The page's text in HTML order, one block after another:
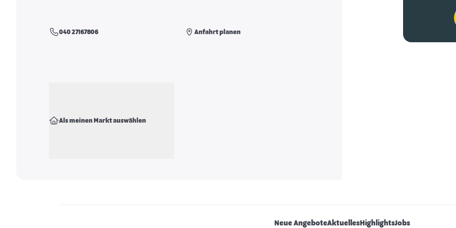
040 27167806 Anfahrt planen
Als meinen Markt auswählen
Neue AngeboteAktuellesHighlightsJobs